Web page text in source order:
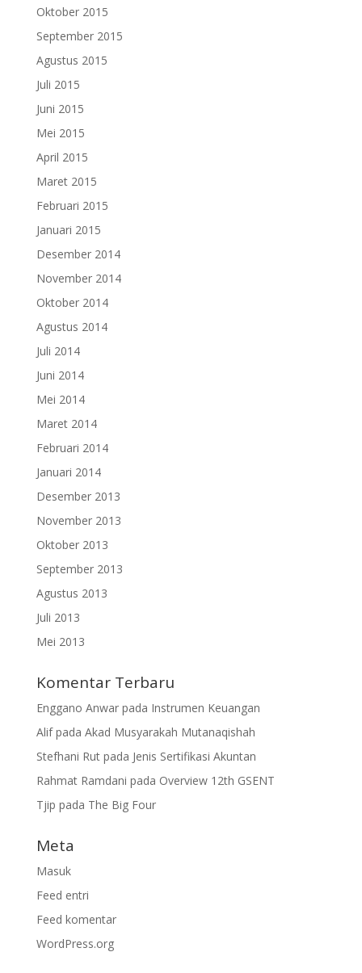
Oktober 2015
September 2015
Agustus 2015
Juli 2015
Juni 2015
Mei 2015
April 2015
Maret 2015
Februari 2015
Januari 2015
Desember 2014
November 2014
Oktober 2014
Agustus 2014
Juli 2014
Juni 2014
Mei 2014
Maret 2014
Februari 2014
Januari 2014
Desember 2013
November 2013
Oktober 2013
September 2013
Agustus 2013
Juli 2013
Mei 2013
Komentar Terbaru
Enggano Anwarpada Instrumen Keuangan
Alifpada Akad Musyarakah Mutanaqishah
Stefhani Rutpada Jenis Sertifikasi Akuntan
Rahmat Ramdani pada Overview 12th GSENT
Tjip pada The Big Four
Meta
Masuk
Feed entri
Feed komentar
WordPress.org